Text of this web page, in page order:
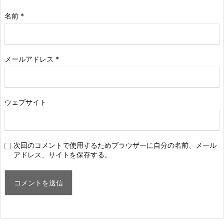
名前 *
メールアドレス *
ウェブサイト
次回のコメントで使用するためブラウザーに自分の名前、メール
アドレス、サイトを保存する。